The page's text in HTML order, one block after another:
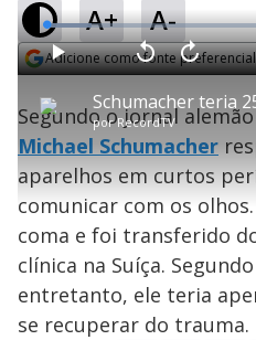
A+ A-
Adicione como fonte
P
l
a
y
porRecordTV
P V
t
a
r
0
s
g
n
d
s
A
n
ç
a
r
1
0
s
e
u
n
o
s
M
u
L
o
a
d
e
3
1
2
Segundo o jornal
Michael Schumacher
aparelhos em curtos
comunicar com os
coma e foi transferido
clínica na Suíça.
entretanto, ele teria
se recuperar do trauma.